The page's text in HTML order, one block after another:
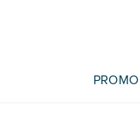
PROMO